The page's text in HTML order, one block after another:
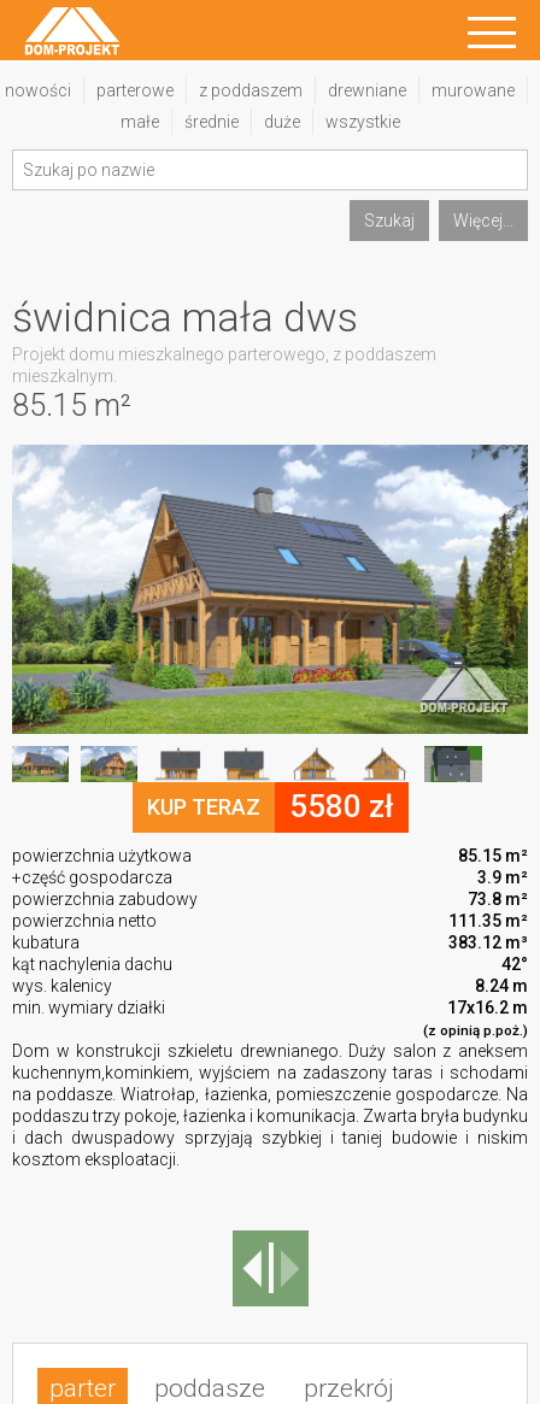
nowości parterowe z poddaszem drewniane
murowane
małe
średnie duże wszystkie
Szukaj Więcej...
85.15 m²
świdnica mała dws
Projekt domu mieszkalnego parterowego, z poddaszem
mieszkalnym.
KUP TERAZ 5580 zł
powierzchnia użytkowa
85.15 m²
+część gospodarcza
3.9 m²
powierzchnia zabudowy
73.8 m²
powierzchnia netto
111.35 m²
kubatura
383.12 m³
kąt nachylenia dachu
42°
wys. kalenicy
8.24 m
min. wymiary działki
17x16.2 m
(z opinią p.poż.)
Dom w konstrukcji szkieletu drewnianego. Duży salon z aneksem
kuchennym,kominkiem, wyjściem na zadaszony taras i schodami
na poddasze. Wiatrołap, łazienka, pomieszczenie gospodarcze. Na
poddaszu trzy pokoje, łazienka i komunikacja. Zwarta bryła budynku
i dach dwuspadowy sprzyjają szybkiej i taniej budowie i niskim
kosztom eksploatacji.
parter poddasze przekrój